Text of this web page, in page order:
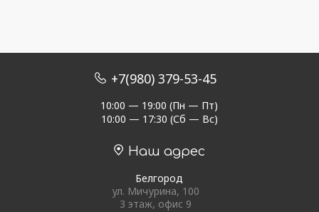
+7(980) 379-53-45
10:00 — 19:00 (Пн — Пт)
10:00 — 17:30 (Сб — Вс)
Наш адрес
Белгород
ул. Мичурина, 100
3 этаж, офис 9